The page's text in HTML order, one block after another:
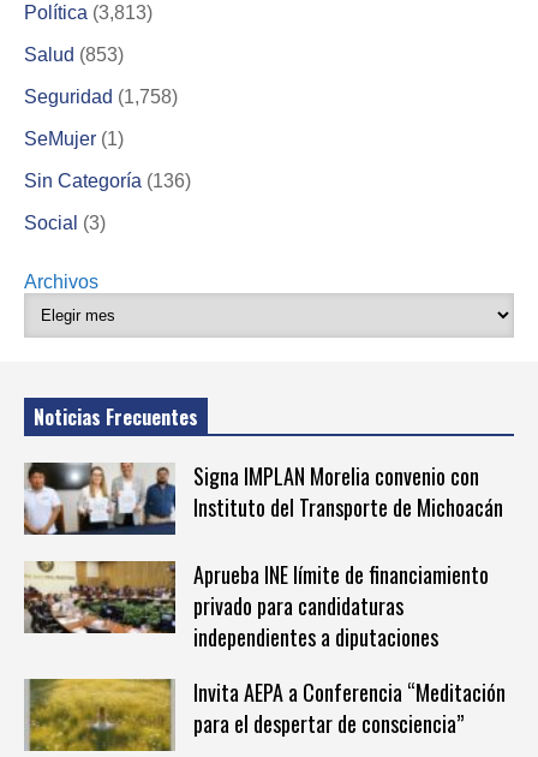
Política (3,813)
Salud (853)
Seguridad (1,758)
SeMujer (1)
Sin Categoría (136)
Social (3)
Archivos
Noticias Frecuentes
Signa IMPLAN Morelia convenio con
Instituto del Transporte de Michoacán
Aprueba INE límite de financiamiento
privado para candidaturas
independientes a diputaciones
Invita AEPA a Conferencia “Meditación
para el despertar de consciencia”